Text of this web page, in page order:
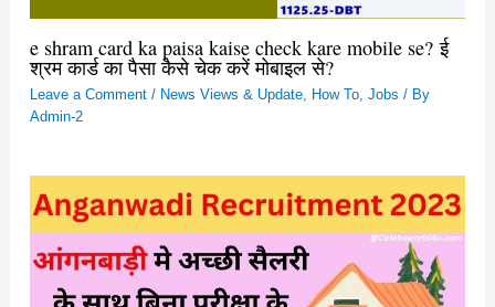
e shram card ka paisa kaise check kare mobile se? ई
श्रम कार्ड का पैसा कैसे चेक करें मोबाइल से?
Leave a Comment / News Views & Update, How To, Jobs / By
Admin-2